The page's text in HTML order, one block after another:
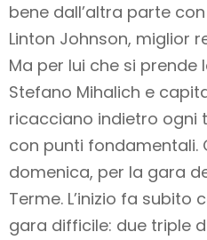
bene dall’altra parte
Linton Johnson, miglior
Ma per lui che si
Stefano Mihalich e
ricacciano indietro ogni
con punti fondamentali.
domenica, per la gara
Terme. L’inizio fa subito
gara difficile: due triple